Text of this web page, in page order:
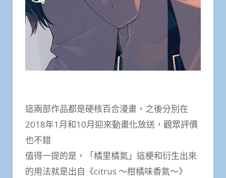
這兩部作品都是硬核百合漫畫，之後分別在
2018年1月和10月迎來動畫化放送，觀眾評價
也不錯
值得一提的是，「橘里橘氣」這梗和衍生出來
的用法就是出自《citrus ～柑橘味香氣～》